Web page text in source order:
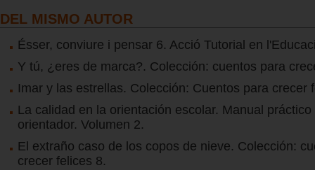
DEL MISMO AUTOR
Ésser, conviure i pensar 6. Acció Tutorial en
Y tú, ¿eres de marca?. Colección: cuentos para
Imar y las estrellas. Colección: Cuentos para crecer
La calidad en la orientación escolar. Manual práctico
orientador. Volumen 2.
El extraño caso de los copos de nieve. Colección:
crecer felices 8.